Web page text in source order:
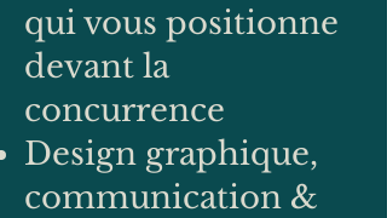
qui vous positionne
devant la
concurrence
Design graphique,
communication &